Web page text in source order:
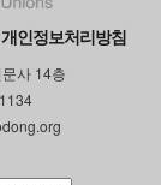
개인정보처리방침
사 14층